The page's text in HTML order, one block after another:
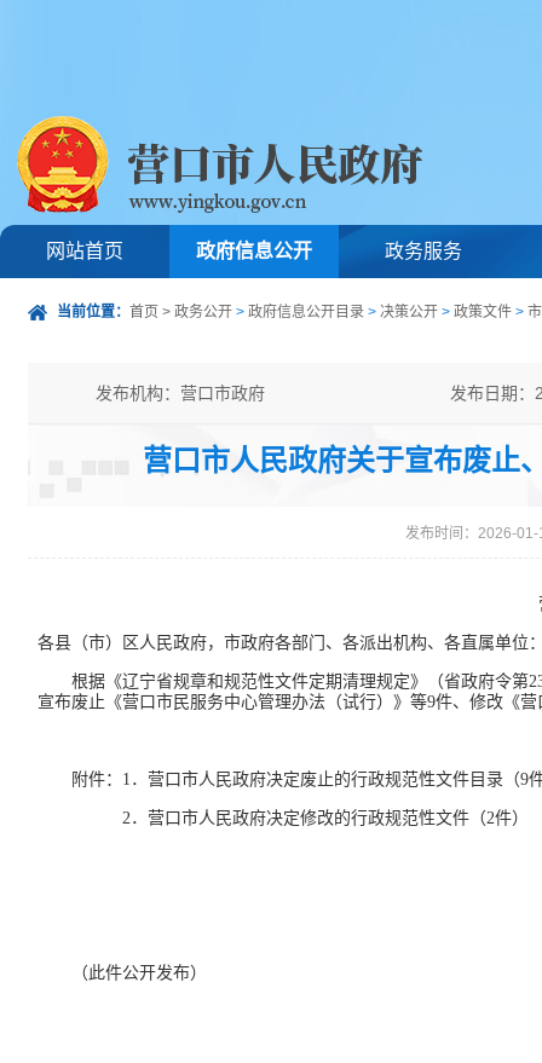
网站首页 政府信息公开 政务服务
当前位置： 首页 > 政务公开 > 政府信息公开目录 > 决策公开 > 政策文件 >
发布机构：营口市政府
发布日期：
公开类型：主动公开
营口市人民政府关于宣布废止
发布时间：2026-01-
各县（市）区人民政府，市政府各部门、各派出机构、各直属单位
根据《辽宁省规章和规范性文件定期清理规定》（省政府令第
宣布废止《营口市民服务中心管理办法（试行）》等9件、修改《
附件：1．营口市人民政府决定废止的行政规范性文件目录（9
2．营口市人民政府决定修改的行政规范性文件（2件）
（此件公开发布）